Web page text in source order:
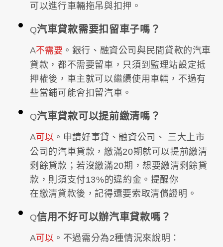
可以進行車輛拖吊與扣押。
Q汽車貸款需要扣留車子嗎？
A不需要 。銀行、融資公司與民間貸款的汽車
貸款，都不需要留車，只須到監理站設定抵
押權後，車主就可以繼續使用車輛，不過有
些當鋪可能會扣留汽車。
Q汽車貸款可以提前繳清嗎？
A可以 。申請好事貸、融資公司、 三大上市
公司的汽車貸款，繳滿20期就可以提前繳清
剩餘貸款；若沒繳滿20期，想要繳清剩餘貸
款，則須支付13%的違約金。提醒你
在繳清貸款後，記得還要索取清償證明。
Q信用不好可以辦汽車貸款嗎？
A可以 。不過需分為2種情況來說明：